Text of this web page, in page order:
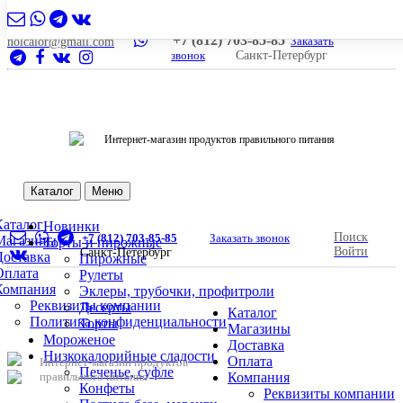
nolcalor@gmail.com +7 (812) 703-85-85 Заказать
звонок
Санкт-Петербург
Интернет-магазин продуктов правильного питания
Каталог Меню
Реквизиты компании
Политика конфиденциальности
Новинки
Торты и пирожные
Пирожные
Рулеты
Эклеры, трубочки, профитроли
Десерты
Торты
Мороженое
Низкокалорийные сладости
Печенье, суфле
Конфеты
+7 (812) 703-85-85
Заказать звонок
Санкт-Петербург
Поиск
Войти
Интернет-магазин продуктов
правильного питания
Каталог
Магазины
Доставка
Оплата
Компания
Реквизиты компании